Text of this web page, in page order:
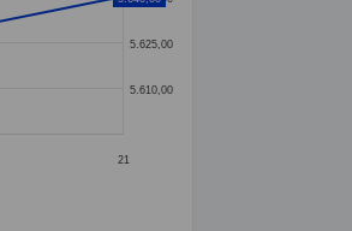
21
5.610,00
5.625,00